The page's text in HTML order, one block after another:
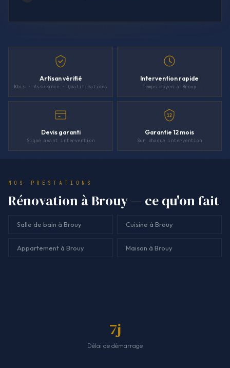
Artisan vérifié
Kbis · Assurance · Qualifications
Intervention rapide
Temps moyen à Brouy
Devis garanti
Signé avant intervention
12
Garantie 12 mois
Sur chaque intervention
NOS PRESTATIONS
Rénovation à Brouy — ce qu'on fait
Salle de bain à Brouy Cuisine à Brouy
Appartement à Brouy Maison à Brouy
7j
Délai de démarrage